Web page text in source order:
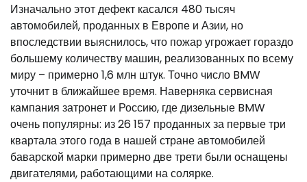
Изначально этот дефект касался 480 тысяч
автомобилей, проданных в Европе и Азии, но
впоследствии выяснилось, что пожар угрожает гораздо
большему количеству машин, реализованных по всему
миру – примерно 1,6 млн штук. Точно число BMW
уточнит в ближайшее время. Наверняка сервисная
кампания затронет и Россию, где дизельные BMW
очень популярны: из 26 157 проданных за первые три
квартала этого года в нашей стране автомобилей
баварской марки примерно две трети были оснащены
двигателями, работающими на солярке.